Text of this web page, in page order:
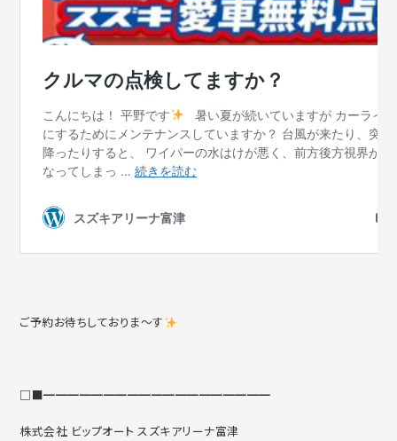
ご予約お待ちしておりま～す
□■━━━━━━━━━━━━━━━━━━━
株式会社 ビップオート スズキアリーナ富津